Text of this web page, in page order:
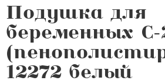
Подушка для
беременных
12272 белый